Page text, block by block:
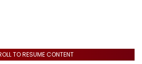
TO RESUME CONTENT